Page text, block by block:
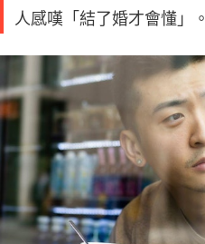
人感嘆「結了婚才會懂」。